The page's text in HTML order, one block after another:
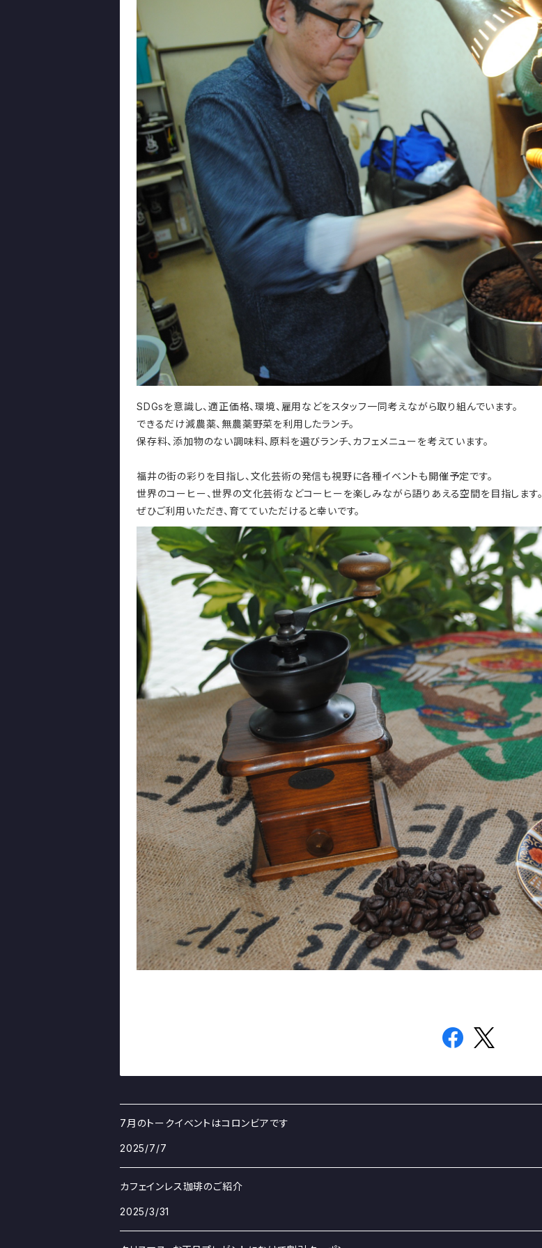
SDGsを意識し、適正価格、環境、雇用などをスタッフ一同考えながら取り組んでいます。
できるだけ減農薬、無農薬野菜を利用したランチ。
保存料、添加物のない調味料、原料を選びランチ、カフェメニューを考えています。
福井の街の彩りを目指し、文化芸術の発信も視野に各種イベントも開催予定です。
世界のコーヒー、世界の文化芸術などコーヒーを楽しみながら語りあえる空間を目指します。
ぜひご利用いただき、育てていただけると幸いです。
7月のトークイベントはコロンビアです
2025/7/7
カフェインレス珈琲のご紹介
2025/3/31